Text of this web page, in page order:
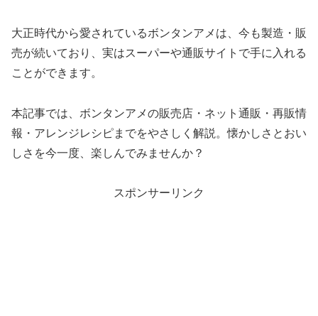
大正時代から愛されているボンタンアメは、今も製造・販
売が続いており、実はスーパーや通販サイトで手に入れる
ことができます。
本記事では、ボンタンアメの販売店・ネット通販・再販情
報・アレンジレシピまでをやさしく解説。懐かしさとおい
しさを今一度、楽しんでみませんか？
スポンサーリンク